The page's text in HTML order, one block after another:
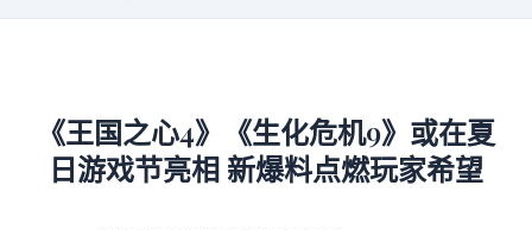
《王国之心4》《生化危机9》或在夏
日游戏节亮相 新爆料点燃玩家希望